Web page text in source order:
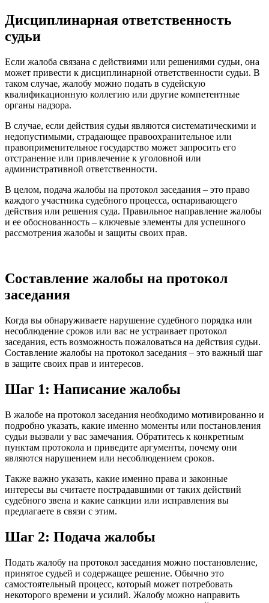
Дисциплинарная ответственность
судьи
Если жалоба связана с действиями или решениями судьи, она
может привести к дисциплинарной ответственности судьи. В
таком случае, жалобу можно подать в судейскую
квалификационную коллегию или другие компетентные
органы надзора.
В случае, если действия судьи являются систематическими и
недопустимыми, страдающее правоохранительное или
правоприменительное государство может запросить его
отстранение или привлечение к уголовной или
административной ответственности.
В целом, подача жалобы на протокол заседания – это право
каждого участника судебного процесса, оспаривающего
действия или решения суда. Правильное направление жалобы
и ее обоснованность – ключевые элементы для успешного
рассмотрения жалобы и защиты своих прав.
Составление жалобы на протокол
заседания
Когда вы обнаруживаете нарушение судебного порядка или
несоблюдение сроков или вас не устраивает протокол
заседания, есть возможность пожаловаться на действия судьи.
Составление жалобы на протокол заседания – это важный шаг
в защите своих прав и интересов.
Шаг 1: Написание жалобы
В жалобе на протокол заседания необходимо мотивированно и
подробно указать, какие именно моменты или постановления
судьи вызвали у вас замечания. Обратитесь к конкретным
пунктам протокола и приведите аргументы, почему они
являются нарушением или несоблюдением сроков.
Также важно указать, какие именно права и законные
интересы вы считаете пострадавшими от таких действий
судебного звена и какие санкции или исправления вы
предлагаете в связи с этим.
Шаг 2: Подача жалобы
Подать жалобу на протокол заседания можно постановление,
принятое судьей и содержащее решение. Обычно это
самостоятельный процесс, который может потребовать
некоторого времени и усилий. Жалобу можно направить